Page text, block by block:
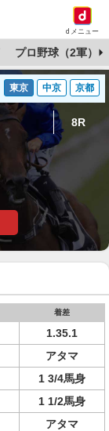
dメニュー
プロ野球（2軍）
東京 中京 京都
8R
着差
1.35.1
アタマ
1 3/4馬身
1 1/2馬身
アタマ